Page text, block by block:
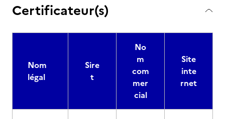
Certificateur(s)
Nom
légal
Sire
t
No
m
com
mer
cial
Site
inte
rnet